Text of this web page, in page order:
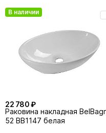
В наличии
22 780 ₽
Раковина накладная
52 BB1147 белая